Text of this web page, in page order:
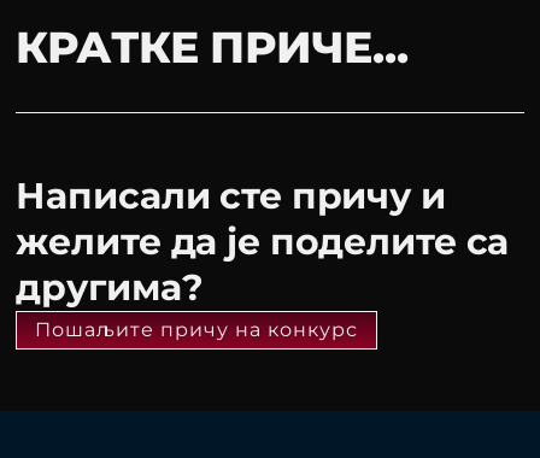
КРАТКЕ ПРИЧЕ...
Написали сте причу и
желите да је поделите са
другима?
Пошаљите причу на конкурс